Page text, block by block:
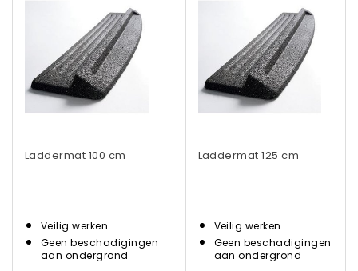
Laddermat 100 cm
Veilig werken
Geen beschadigingen
aan ondergrond
Laddermat 125 cm
Veilig werken
Geen beschadigingen
aan ondergrond